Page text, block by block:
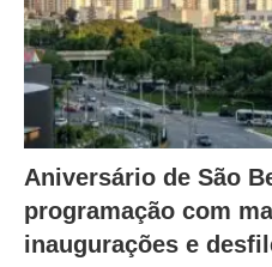
Aniversário de São
programação com
inaugurações e